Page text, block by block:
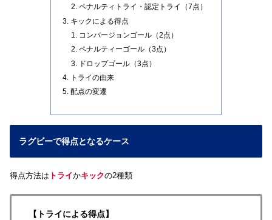
ペナルティトライ・認定トライ（7点）
キックによる得点
コンバージョンゴール（2点）
ペナルティーゴール（3点）
ドロップゴール（3点）
トライの由来
配点の変遷
ラグビーで得点となるケース
得点方法は トライかキックの2種類
【トライによる得点】